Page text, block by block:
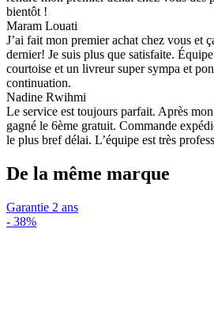
bientôt !
Maram Louati
J’ai fait mon premier achat chez vous et
dernier! Je suis plus que satisfaite.
courtoise et un livreur super sympa et
continuation.
Nadine Rwihmi
Le service est toujours parfait. Après
gagné le 6ème gratuit. Commande
le plus bref délai. L’équipe est très
De la même marque
Garantie 2 ans
- 38%